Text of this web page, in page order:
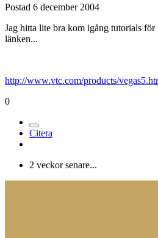
Postad 6 december 2004
Jag hitta lite bra kom igång tutorials för
länken...
http://www.vtc.com/products/
0
Citera
2 veckor senare...